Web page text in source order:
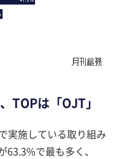
TOPは「OJT」
実施している取り組み
で最も多く、